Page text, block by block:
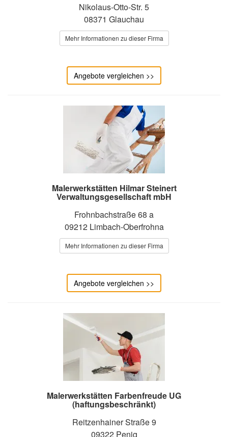
Nikolaus-Otto-Str. 5
08371 Glauchau
Mehr Informationen zu dieser Firma
Angebote vergleichen >>
Malerwerkstätten Hilmar Steinert
Verwaltungsgesellschaft mbH
Frohnbachstraße 68 a
09212 Limbach-Oberfrohna
Mehr Informationen zu dieser Firma
Angebote vergleichen >>
Malerwerkstätten Farbenfreude UG
(haftungsbeschränkt)
Reitzenhainer Straße 9
09322 Penig